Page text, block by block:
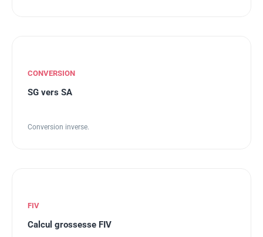
CONVERSION
SG vers SA
Conversion inverse.
FIV
Calcul grossesse FIV